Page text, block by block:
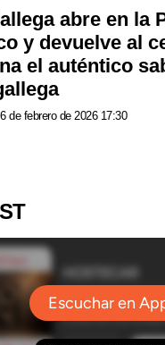
abre en la
y devuelve al
el auténtico
6 de febrero de 2026 17:30